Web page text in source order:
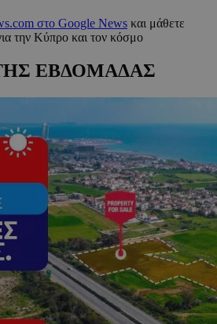
στο Google News και μάθετε
την Κύπρο και τον κόσμο
ΕΒΔΟΜΑΔΑΣ